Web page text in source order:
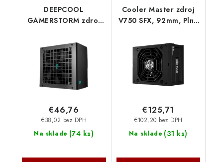
DEEPCOOL
GAMERSTORM zdroj
80+ , ATX 3.1, černá R-
PF750L-HE0B-JGEU
Na sklade (74 ks)
€38,02 bez DPH
€46,76
Cooler Master zdroj
V750 SFX, 92mm, Plně
ATX 3.1 MPY-7501-
SFHAGV-3EEU
CoolerMaster
Na sklade (31 ks)
€102,20 bez DPH
€125,71